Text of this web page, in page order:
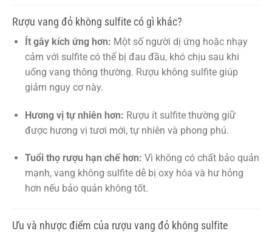
Rượu vang đỏ không sulfite có gì khác?
Ít gây kích ứng hơn: Một số người dị ứng hoặc nhạy
cảm với sulfite có thể bị đau đầu, khó chịu sau khi
uống vang thông thường. Rượu không sulfite giúp
giảm nguy cơ này.
Hương vị tự nhiên hơn: Rượu ít sulfite thường giữ
được hương vị tươi mới, tự nhiên và phong phú.
Tuổi thọ rượu hạn chế hơn: Vì không có chất bảo quản
mạnh, vang không sulfite dễ bị oxy hóa và hư hỏng
hơn nếu bảo quản không tốt.
Ưu và nhược điểm của rượu vang đỏ không sulfite